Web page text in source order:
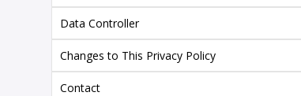
Data Controller
Changes to This Privacy Policy
Contact